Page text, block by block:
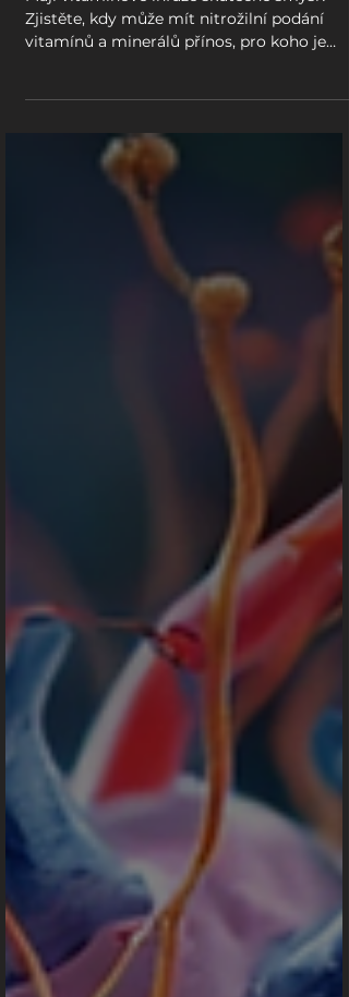
PODÁVÁNÍ VITAMÍNŮ A
MINERÁLŮ
Zjistěte, kdy může mít nitrožilní podání
vitamínů a minerálů přínos, pro koho je
vhodné a kdy naopak nestačí.